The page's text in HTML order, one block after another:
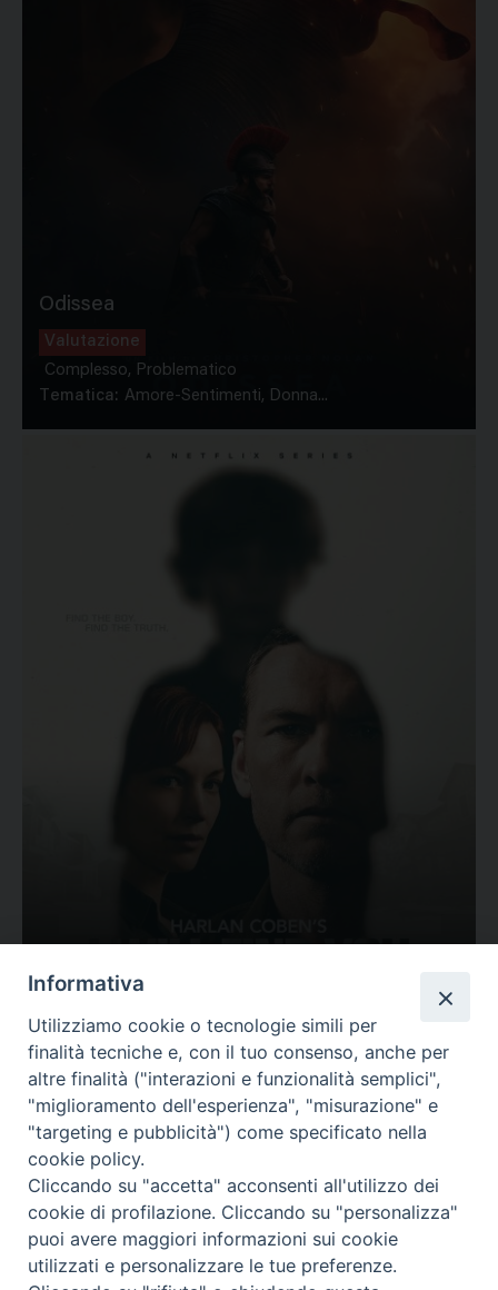
Odissea
Valutazione
Complesso, Problematico
Tematica: Amore-Sentimenti, Donna...
Valutazione
Complesso, Problematico
Tematica: Amore-Sentimenti, Carcere...
Informativa
Utilizziamo cookie o tecnologie simili per
finalità tecniche e, con il tuo consenso, anche per
altre finalità ("interazioni e funzionalità semplici",
"miglioramento dell'esperienza", "misurazione" e
"targeting e pubblicità") come specificato nella
cookie policy.
Cliccando su "accetta" acconsenti all'utilizzo dei
cookie di profilazione. Cliccando su "personalizza"
puoi avere maggiori informazioni sui cookie
utilizzati e personalizzare le tue preferenze.